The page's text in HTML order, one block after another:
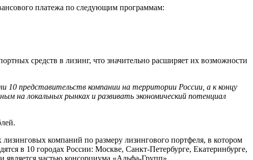
платежа по следующим программам:
средств в лизинг, что значительно расширяет их возможности
представительств компании на территории России, а к концу
на локальных рынках и развивать экономический потенциал
компаний по размеру лизингового портфеля, в котором
в 10 городах России: Москве, Санкт-Петербурге, Екатеринбурге,